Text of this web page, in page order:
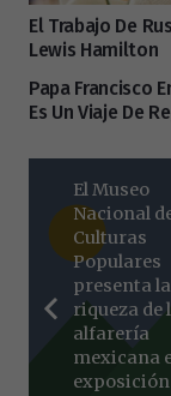
El Trabajo De
Lewis Hamilton
Papa Francisco
Es Un Viaje De
El Museo
Nacional
Culturas
Populares
presenta la
riqueza de
alfarería
mexicana
exposición